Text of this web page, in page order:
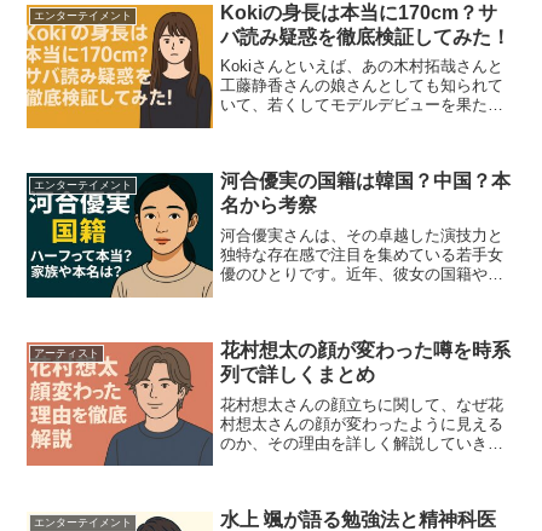
エンターテイメント
Kokiの身長は本当に170cm？サ
バ読み疑惑を徹底検証してみた！
Kokiさんといえば、あの木村拓哉さんと
工藤静香さんの娘さんとしても知られて
いて、若くしてモデルデビューを果た
SNSでは共演者と...
エンターテイメント
河合優実の国籍は韓国？中国？本
名から考察
河合優実さんは、その卓越した演技力と
独特な存在感で注目を集めている若手女
優のひとりです。近年、彼女の国籍や出
広がっています。本人がイ...
アーティスト
花村想太の顔が変わった噂を時系
列で詳しくまとめ
花村想太さんの顔立ちに関して、なぜ花
村想太さんの顔が変わったように見える
のか、その理由を詳しく解説していきま
多角的にまとめました。単...
エンターテイメント
水上 颯が語る勉強法と精神科医